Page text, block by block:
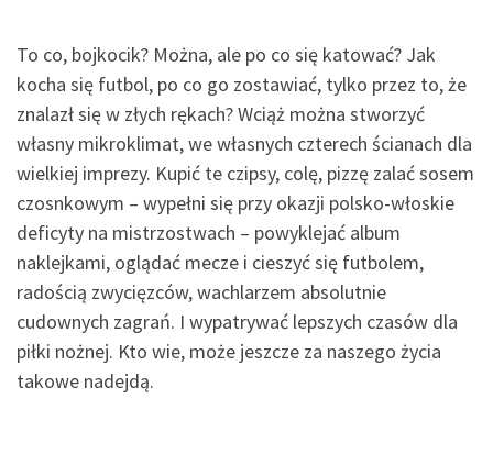
To co, bojkocik? Można, ale po co się katować? Jak
kocha się futbol, po co go zostawiać, tylko przez to, że
znalazł się w złych rękach? Wciąż można stworzyć
własny mikroklimat, we własnych czterech ścianach dla
wielkiej imprezy. Kupić te czipsy, colę, pizzę zalać sosem
czosnkowym – wypełni się przy okazji polsko-włoskie
deficyty na mistrzostwach – powyklejać album
naklejkami, oglądać mecze i cieszyć się futbolem,
radością zwycięzców, wachlarzem absolutnie
cudownych zagrań. I wypatrywać lepszych czasów dla
piłki nożnej. Kto wie, może jeszcze za naszego życia
takowe nadejdą.